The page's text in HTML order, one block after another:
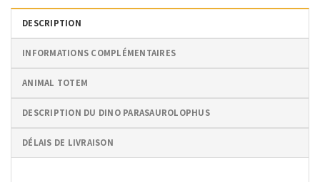
plusieurs
variations.
Les
options
peuvent
être
choisies
sur
la
page
du
plusieurs
Les
options
peuvent
choisies
sur
la
du
plusieurs
Les
peuvent
choisies
la
du
DESCRIPTION
INFORMATIONS COMPLÉMENTAIRES
ANIMAL TOTEM
DESCRIPTION DU DINO PARASAUROLOPHUS
DÉLAIS DE LIVRAISON